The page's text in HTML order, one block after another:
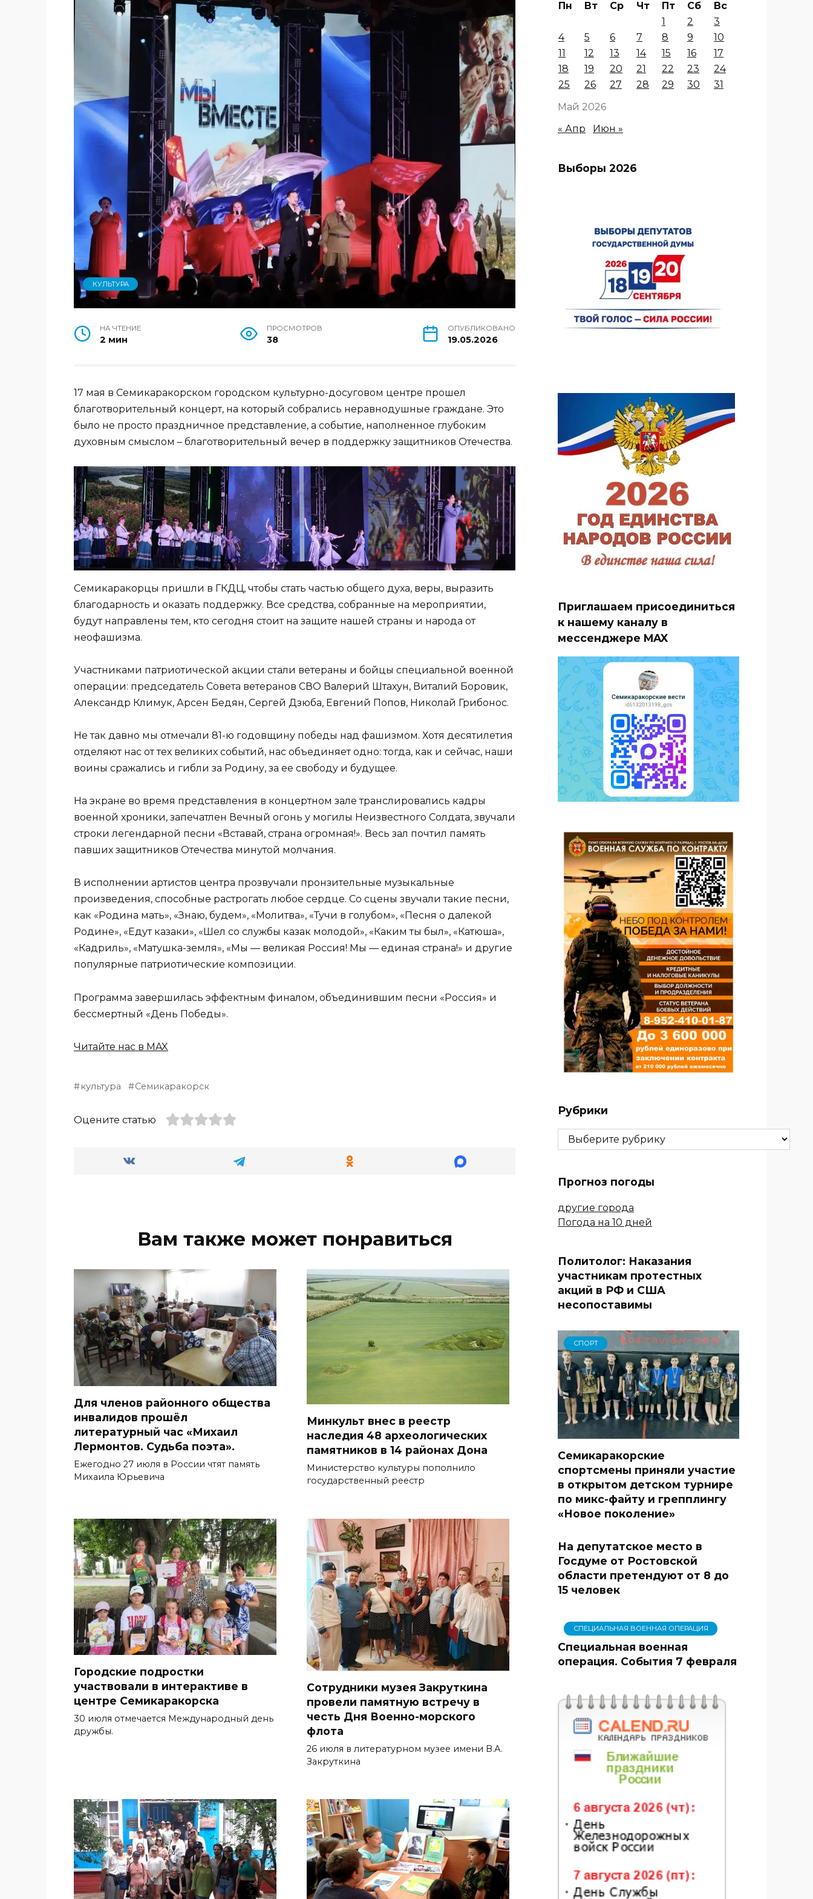
КУЛЬТУРА
НА ЧТЕНИЕ
2 мин
ПРОСМОТРОВ
38
ОПУБЛИКОВАНО
19.05.2026
17 мая в Семикаракорском городском культурно-досуговом центре прошел
благотворительный концерт, на который собрались неравнодушные граждане. Это
было не просто праздничное представление, а событие, наполненное глубоким
духовным смыслом – благотворительный вечер в поддержку защитников Отечества.
Семикаракорцы пришли в ГКДЦ, чтобы стать частью общего духа, веры, выразить
благодарность и оказать поддержку. Все средства, собранные на мероприятии,
будут направлены тем, кто сегодня стоит на защите нашей страны и народа от
неофашизма.
Участниками патриотической акции стали ветераны и бойцы специальной военной
операции: председатель Совета ветеранов СВО Валерий Штахун, Виталий Боровик,
Александр Климук, Арсен Бедян, Сергей Дзюба, Евгений Попов, Николай Грибонос.
Не так давно мы отмечали 81-ю годовщину победы над фашизмом. Хотя десятилетия
отделяют нас от тех великих событий, нас объединяет одно: тогда, как и сейчас, наши
воины сражались и гибли за Родину, за ее свободу и будущее.
На экране во время представления в концертном зале транслировались кадры
военной хроники, запечатлен Вечный огонь у могилы Неизвестного Солдата, звучали
строки легендарной песни «Вставай, страна огромная!». Весь зал почтил память
павших защитников Отечества минутой молчания.
В исполнении артистов центра прозвучали пронзительные музыкальные
произведения, способные растрогать любое сердце. Со сцены звучали такие песни,
как «Родина мать», «Знаю, будем», «Молитва», «Тучи в голубом», «Песня о далекой
Родине», «Едут казаки», «Шел со службы казак молодой», «Каким ты был», «Катюша»,
«Кадриль», «Матушка-земля», «Мы — великая Россия! Мы — единая страна!» и другие
популярные патриотические композиции.
Программа завершилась эффектным финалом, объединившим песни «Россия» и
бессмертный «День Победы».
Читайте нас в MAX
культура Семикаракорск
Оцените статью
Вам также может понравиться
Для членов районного общества
инвалидов прошёл
литературный час «Михаил
Лермонтов. Судьба поэта».
Ежегодно 27 июля в России чтят память
Михаила Юрьевича
Минкульт внес в реестр
наследия 48 археологических
памятников в 14 районах Дона
Министерство культуры пополнило
государственный реестр
Городские подростки
участвовали в интерактиве в
центре Семикаракорска
30 июля отмечается Международный день
дружбы.
Сотрудники музея Закруткина
провели памятную встречу в
честь Дня Военно-морского
флота
26 июля в литературном музее имени В.А.
Закруткина
Май 2026
Пн Вт Ср Чт Пт Сб
Вс
1
2
3
4
5 6 7 8 9
10
11
12 13 14 15 16
17
18
19 20 21 22 23
24
25
26 27 28 29 30 31
« Апр Июн »
Выборы 2026
Приглашаем присоединиться
к нашему каналу в
мессенджере MAX
Рубрики
Рубрики
Прогноз погоды
другие города
Погода на 10 дней
Политолог: Наказания
участникам протестных
акций в РФ и США
несопоставимы
СПОРТ
Семикаракорские
спортсмены приняли участие
в открытом детском турнире
по микс-файту и грепплингу
«Новое поколение»
На депутатское место в
Госдуме от Ростовской
области претендуют от 8 до
15 человек
СПЕЦИАЛЬНАЯ ВОЕННАЯ ОПЕРАЦИЯ
Специальная военная
операция. События 7 февраля